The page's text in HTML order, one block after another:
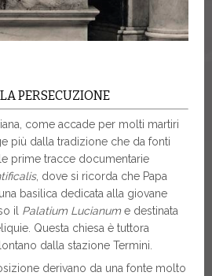
PERSECUZIONE
come accade per molti martiri
più dalla tradizione che da fonti
prime tracce documentarie
, dove si ricorda che Papa
basilica dedicata alla giovane
il Palatium Lucianum e destinata
Questa chiesa è tuttora
dalla stazione Termini.
derivano da una fonte molto